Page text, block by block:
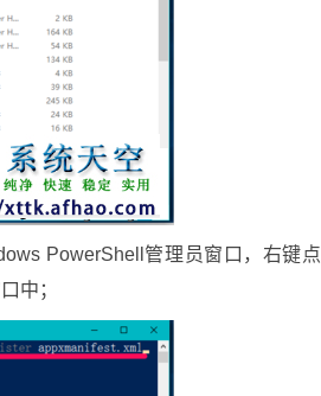
PowerShell管理员窗口，右键点
中；